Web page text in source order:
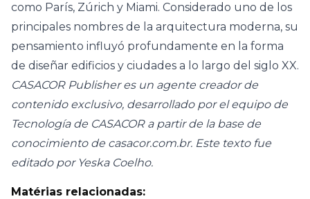
como París, Zúrich y Miami. Considerado uno de los
principales nombres de la arquitectura moderna, su
pensamiento influyó profundamente en la forma
de diseñar edificios y ciudades a lo largo del siglo XX.
CASACOR Publisher es un agente creador de
contenido exclusivo, desarrollado por el equipo de
Tecnología de CASACOR a partir de la base de
conocimiento de casacor.com.br. Este texto fue
editado por Yeska Coelho.
Matérias relacionadas: